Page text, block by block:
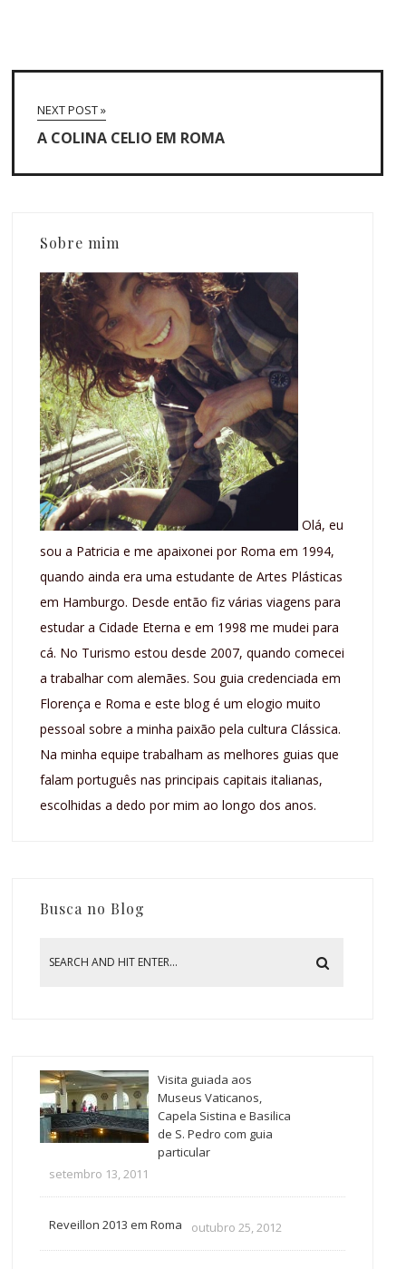
NEXT POST »
A COLINA CELIO EM ROMA
Sobre mim
Olá, eu
sou a Patricia e me apaixonei por Roma em 1994,
quando ainda era uma estudante de Artes Plásticas
em Hamburgo. Desde então fiz várias viagens para
estudar a Cidade Eterna e em 1998 me mudei para
cá. No Turismo estou desde 2007, quando comecei
a trabalhar com alemães. Sou guia credenciada em
Florença e Roma e este blog é um elogio muito
pessoal sobre a minha paixão pela cultura Clássica.
Na minha equipe trabalham as melhores guias que
falam português nas principais capitais italianas,
escolhidas a dedo por mim ao longo dos anos.
Busca no Blog
Visita guiada aos
Museus Vaticanos,
Capela Sistina e Basilica
de S. Pedro com guia
particular
setembro 13, 2011
Reveillon 2013 em Roma outubro 25, 2012